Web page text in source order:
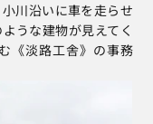
川沿いに車を走らせ
うな建物が見えてく
《淡路工舎》の事務